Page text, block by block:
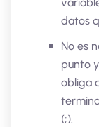
datos
No es
punto
obliga
(;).